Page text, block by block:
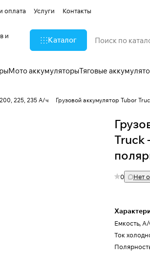
оплата Услуги Контакты
и
Каталог
Мото аккумуляторыТяговые
225, 235 А/ч Грузовой аккумулятор Tubor
Truck
0 Нет
Емкость, А/
Ток